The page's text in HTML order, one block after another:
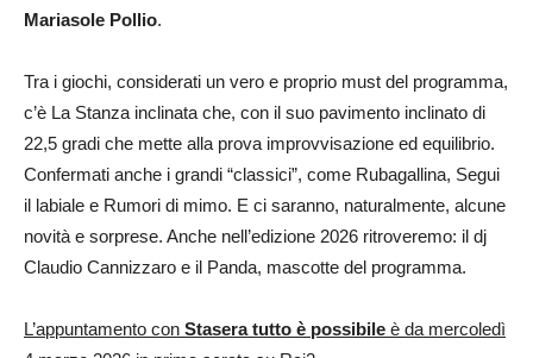
Mariasole Pollio.
Tra i giochi, considerati un vero e proprio must del programma,
c’è La Stanza inclinata che, con il suo pavimento inclinato di
22,5 gradi che mette alla prova improvvisazione ed equilibrio.
Confermati anche i grandi “classici”, come Rubagallina, Segui
il labiale e Rumori di mimo. E ci saranno, naturalmente, alcune
novità e sorprese. Anche nell’edizione 2026 ritroveremo: il dj
Claudio Cannizzaro e il Panda, mascotte del programma.
L’appuntamento con Stasera tutto è possibile è da mercoledì